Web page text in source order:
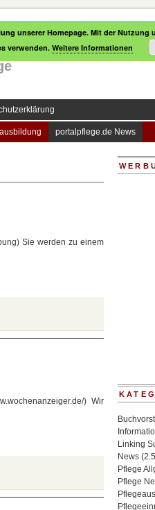
portalpflege.de News
Sie werden zu einem
) Wir
Linking
News
Pflege
Pflege
unserer Homepage. Mit der Nutzung
verwenden. Weitere Informationen